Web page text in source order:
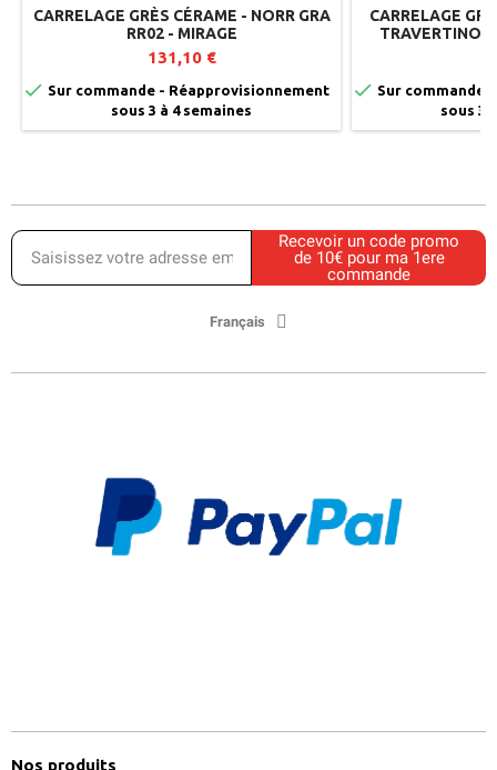
CARRELAGE GRÈS CÉRAME - NORR GRA
RR02 - MIRAGE
131,10 €
 Sur commande - Réapprovisionnement
sous 3 à 4 semaines
CARRELAGE
TRAVERTINO
 Sur commande
sous 3
Recevoir un code promo
de 10€ pour ma 1ere
commande
Français
Nos produits